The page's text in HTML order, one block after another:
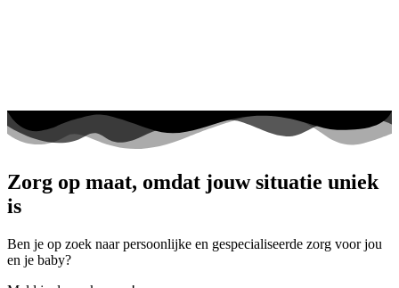
Zorg op maat, omdat jouw situatie uniek
is
Ben je op zoek naar persoonlijke en gespecialiseerde zorg voor jou
en je baby?